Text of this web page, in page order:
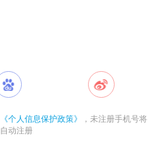
《个人信息保护政策》
，未注册手机号将
自动注册